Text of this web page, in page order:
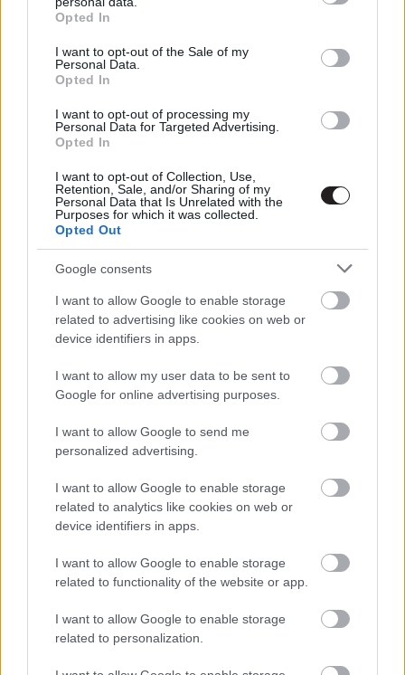
grant or deny consent to Google and its third-party tags to
use your data for below specified purposes in below Google
consent section.
Opted In
I want to opt-out of the Sale of my
Personal Data.
Opted In
I want to opt-out of processing my
Personal Data for Targeted Advertising.
Opted In
I want to opt-out of Collection, Use,
Retention, Sale, and/or Sharing of my
Personal Data that Is Unrelated with the
Purposes for which it was collected.
Opted Out
Google consents
I want to allow Google to enable storage
related to advertising like cookies on web or
device identifiers in apps.
I want to allow my user data to be sent to
Google for online advertising purposes.
I want to allow Google to send me
personalized advertising.
I want to allow Google to enable storage
related to analytics like cookies on web or
device identifiers in apps.
I want to allow Google to enable storage
related to functionality of the website or app.
I want to allow Google to enable storage
related to personalization.
Magyarországon
Februárban már forgathatják
Kraven, a vadász saját filmjét
TIPPELDE: Szerintünk ezek a
filmek lesznek sikeresek és
Összeszedtük 2022 legjobban
várt filmjeit, itt van a második
tízes lista
Megint elhalasztották a Morbius
Hír| 2022.01.04 10:00
8 mozis film, ami érdekelhet
januárban
Hír| 2022.01.01 20:00
2022 legjobban várt filmjei: a
nagyágyúk
Tíz dolog, amit talán nem tudtál